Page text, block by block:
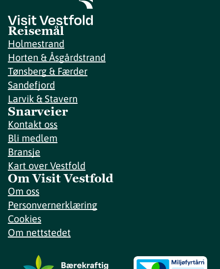
Reisemål
Holmestrand
Horten & Åsgårdstrand
Tønsberg & Færder
Sandefjord
Larvik & Stavern
Snarveier
Kontakt oss
Bli medlem
Bransje
Kart over Vestfold
Om Visit Vestfold
Om oss
Personvernerklæring
Cookies
Om nettstedet